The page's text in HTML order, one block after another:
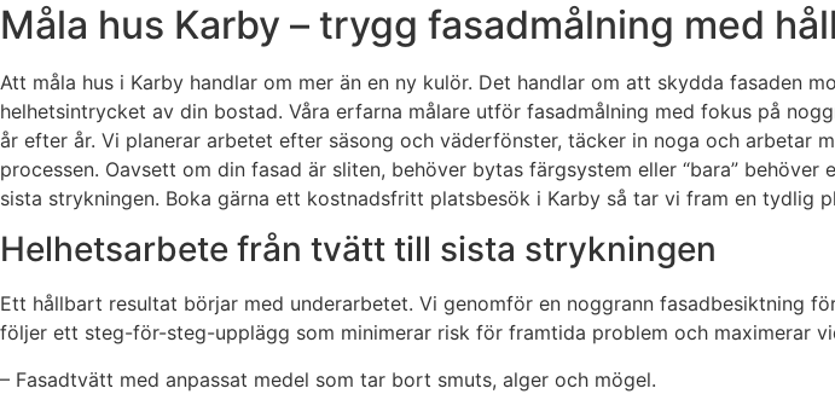
Måla hus Karby – trygg fasadmålning med
Att måla hus i Karby handlar om mer än en ny kulör. Det handlar om att skydda fasaden
helhetsintrycket av din bostad. Våra erfarna målare utför fasadmålning med fokus på
år efter år. Vi planerar arbetet efter säsong och väderfönster, täcker in noga och arbetar
processen. Oavsett om din fasad är sliten, behöver bytas färgsystem eller “bara”
sista strykningen. Boka gärna ett kostnadsfritt platsbesök i Karby så tar vi fram en
Helhetsarbete från tvätt till sista strykningen
Ett hållbart resultat börjar med underarbetet. Vi genomför en noggrann fasadbesiktning
följer ett steg-för-steg-upplägg som minimerar risk för framtida problem och maximerar
– Fasadtvätt med anpassat medel som tar bort smuts, alger och mögel.